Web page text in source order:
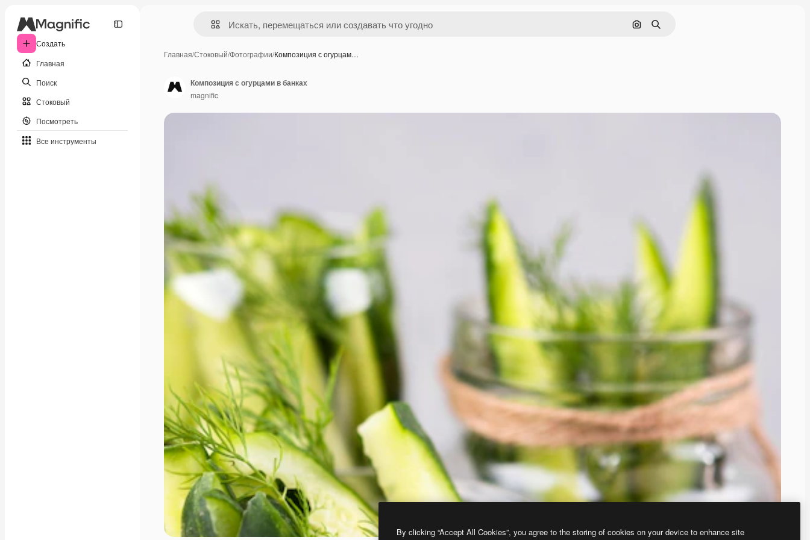
Создать
Главная
Поиск
Стоковый
Посмотреть
Все инструменты
Поиск по изображению
Поиск
Главная/Стоковый/Фотографии/Композиция с огурцам…
Композиция с огурцами в банках
magnific
By clicking “Accept All Cookies”, you agree to the storing of cookies on your device to enhance site